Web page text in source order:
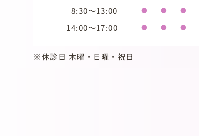
8:30～13:00 ● ● ●
14:00～17:00 ● ● ●
※休診日 木曜・日曜・祝日